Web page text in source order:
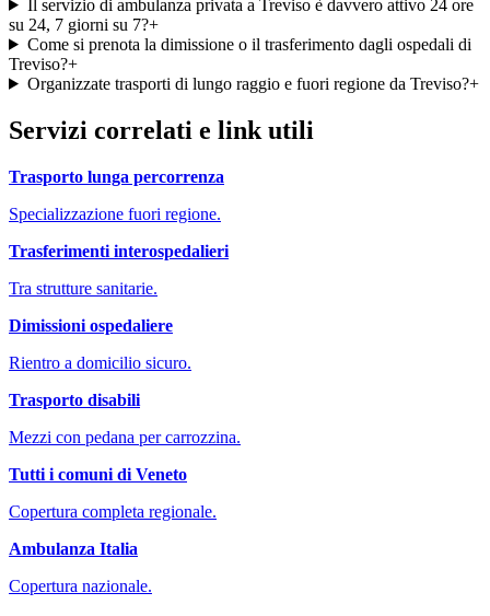
Il servizio di ambulanza privata a Treviso è davvero attivo 24 ore
su 24, 7 giorni su 7?+
Come si prenota la dimissione o il trasferimento dagli ospedali di
Treviso?+
Organizzate trasporti di lungo raggio e fuori regione da Treviso?+
Servizi correlati e link utili
Trasporto lunga percorrenza
Specializzazione fuori regione.
Trasferimenti interospedalieri
Tra strutture sanitarie.
Dimissioni ospedaliere
Rientro a domicilio sicuro.
Trasporto disabili
Mezzi con pedana per carrozzina.
Tutti i comuni di Veneto
Copertura completa regionale.
Ambulanza Italia
Copertura nazionale.